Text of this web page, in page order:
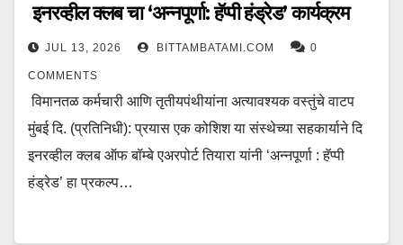
इनरव्हील क्लब चा ‘अन्नपूर्णा: हॅप्पी हंड्रेड’ कार्यक्रम
JUL 13, 2026 BITTAMBATAMI.COM 0
COMMENTS
विमानतळ कर्मचारी आणि तृतीयपंथीयांना अत्यावश्यक वस्तुंचे वाटप
मुंबई दि. (प्रतिनिधी): प्रयास एक कोशिश या संस्थेच्या सहकार्याने दि
इनरव्हील क्लब ऑफ बॉम्बे एअरपोर्ट तियारा यांनी ‘अन्नपूर्णा : हॅप्पी
हंड्रेड’ हा प्रकल्प…